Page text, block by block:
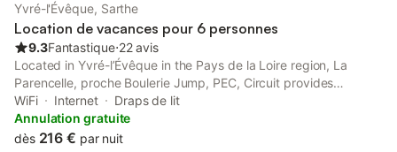
Yvré-l'Évêque, Sarthe
Location de vacances pour 6 personnes
9.3Fantastique⋅22 avis
Located in Yvré-lʼÉvêque in the Pays de la Loire region, La
Parencelle, proche Boulerie Jump, PEC, Circuit provides
accommodation with free WiFi and free private parking. The
property is situated 16 km from Le Mans Circuit, 5.
WiFi Internet
Draps de lit
Annulation gratuite
dès 216 € par nuit